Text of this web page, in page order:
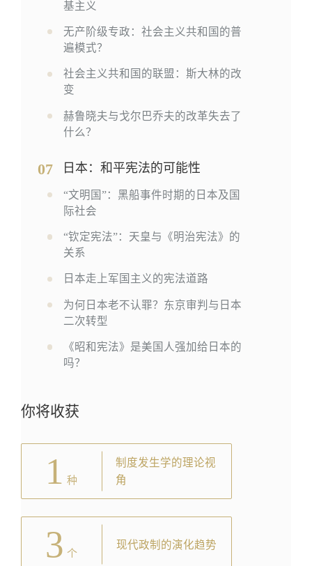
基主义
无产阶级专政：社会主义共和国的普
遍模式？
社会主义共和国的联盟：斯大林的改
变
赫鲁晓夫与戈尔巴乔夫的改革失去了
什么？
07 日本：和平宪法的可能性
“文明国”：黑船事件时期的日本及国
际社会
“钦定宪法”：天皇与《明治宪法》的
关系
日本走上军国主义的宪法道路
为何日本老不认罪？东京审判与日本
二次转型
《昭和宪法》是美国人强加给日本的
吗？
你将收获
1 种
制度发生学的理论视
角
3 个
现代政制的演化趋势